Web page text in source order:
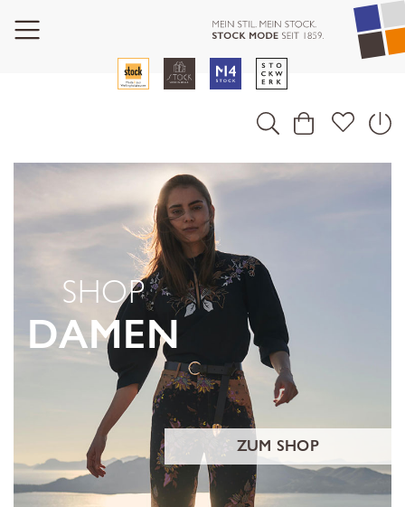
SHOP
DAMEN
ZUM SHOP